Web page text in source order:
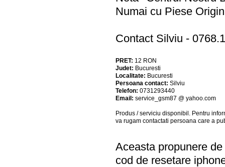
Numai cu Piese
Contact Silviu -
PRET: 12 RON
Judet: Bucuresti
Localitate: Bucuresti
Persoana contact: Silviu
Telefon: 0731293440
Email: service_gsm87 @ yahoo.com
Produs / serviciu disponibil . Pentru
va rugam contactati persoana care a
Aceasta propunere
cod de resetare